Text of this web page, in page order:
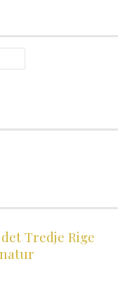
Tredje Rige